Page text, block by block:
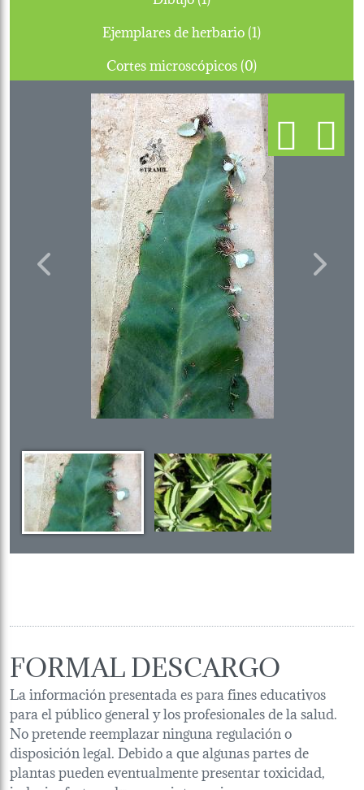
Ejemplares de herbario (1)
Cortes microscópicos (0)
Previous Next
FORMAL DESCARGO
La información presentada es para fines educativos
para el público general y los profesionales de la salud.
No pretende reemplazar ninguna regulación o
disposición legal. Debido a que algunas partes de
plantas pueden eventualmente presentar toxicidad,